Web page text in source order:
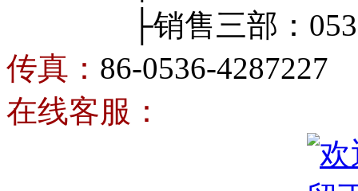
├销售三部：0536-
传真： 86-0536-4287227
在线客服：